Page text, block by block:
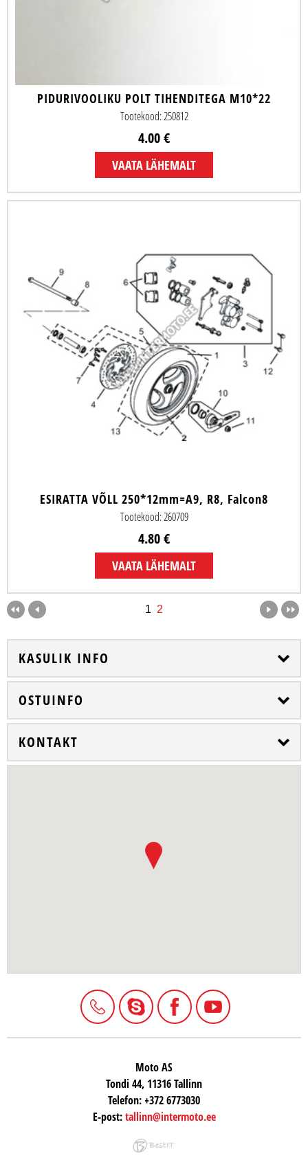
PIDURIVOOLIKU POLT TIHENDITEGA M10*22
Tootekood: 250812
4.00 €
VAATA LÄHEMALT
ESIRATTA VÕLL 250*12mm=A9, R8, Falcon8
Tootekood: 260709
4.80 €
VAATA LÄHEMALT
1 2
KASULIK INFO
OSTUINFO
KONTAKT
Moto AS
Tondi 44, 11316 Tallinn
Telefon:+372 6773030
E-post:tallinn@intermoto.ee